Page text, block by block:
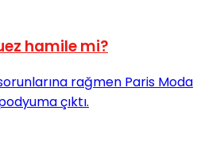
hamile mi?